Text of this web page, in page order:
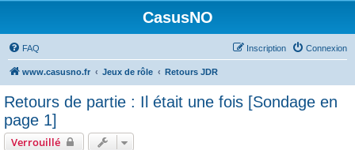
CasusNO
FAQ Connexion
Inscription
www.casusno.fr Jeux de rôle Retours JDR
Retours de partie : Il était une fois [Sondage en
page 1]
Verrouillé